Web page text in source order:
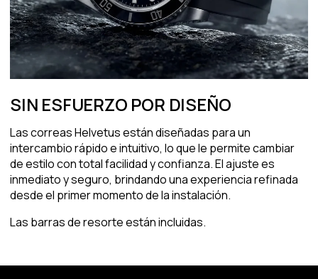
SIN ESFUERZO POR DISEÑO
Las correas Helvetus están diseñadas para un
intercambio rápido e intuitivo, lo que le permite cambiar
de estilo con total facilidad y confianza. El ajuste es
inmediato y seguro, brindando una experiencia refinada
desde el primer momento de la instalación.
Las barras de resorte están incluidas.